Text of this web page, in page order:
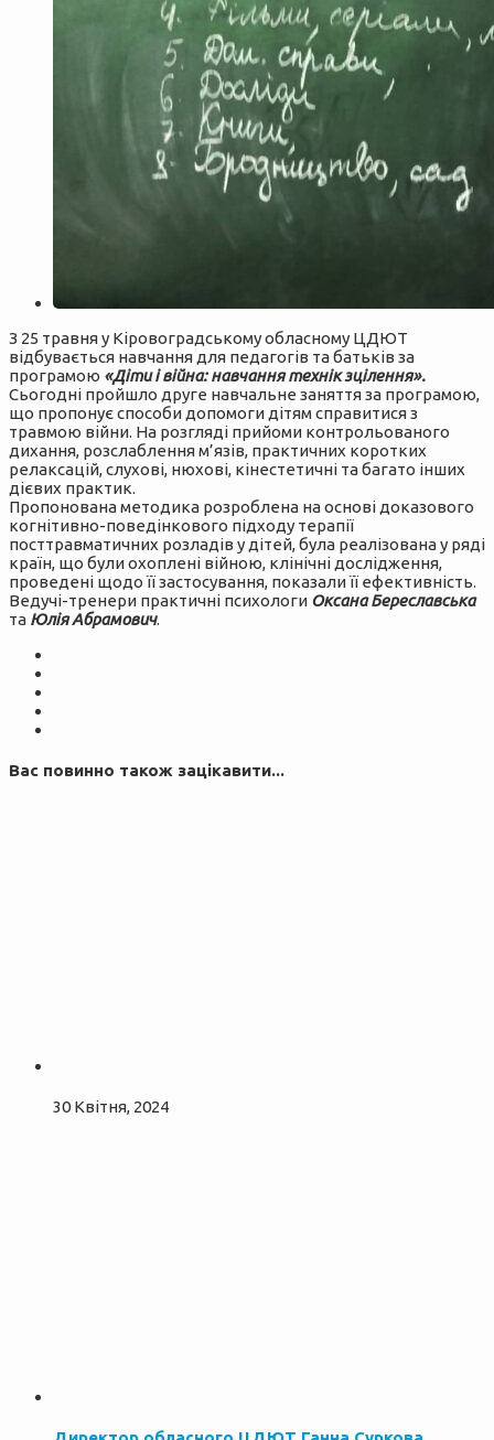
З 25 травня у Кіровоградському обласному ЦДЮТ
відбувається навчання для педагогів та батьків за
програмою «Діти і війна: навчання технік зцілення».
Сьогодні пройшло друге навчальне заняття за програмою,
що пропонує способи допомоги дітям справитися з
травмою війни. На розгляді прийоми контрольованого
дихання, розслаблення м’язів, практичних коротких
релаксацій, слухові, нюхові, кінестетичні та багато інших
дієвих практик.
Пропонована методика розроблена на основі доказового
когнітивно-поведінкового підходу терапії
посттравматичних розладів у дітей, була реалізована у ряді
країн, що були охоплені війною, клінічні дослідження,
проведені щодо її застосування, показали її ефективність.
Ведучі-тренери практичні психологи Оксана Береславська
та Юлія Абрамович.
Вас повинно також зацікавити...
30 Квітня, 2024